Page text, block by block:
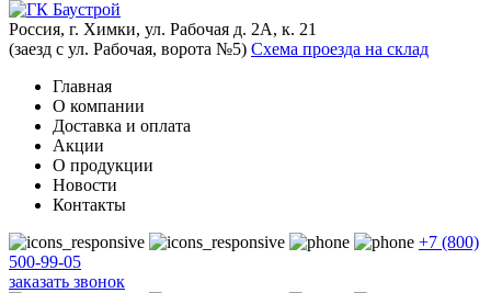
Россия, г. Химки, ул. Рабочая д. 2А, к. 21
(заезд с ул. Рабочая, ворота №5) Схема проезда на склад
Главная
О компании
Доставка и оплата
Акции
О продукции
Новости
Контакты
+7 (800)
500-99-05
заказать звонок